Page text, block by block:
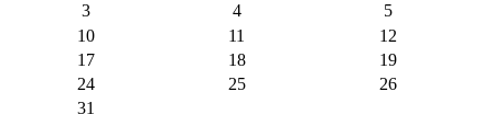
3 4
5
10
11
12
17
18
19
24
25
26
31